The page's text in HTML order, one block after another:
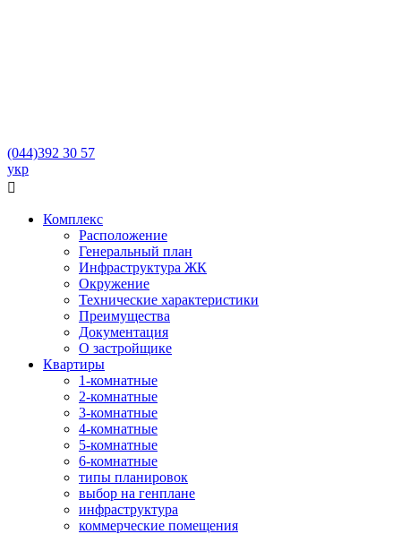
(044)392 30 57
укр

Комплекс
Расположение
Генеральный план
Инфраструктура ЖК
Окружение
Технические характеристики
Преимущества
Документация
О застройщике
Квартиры
1-комнатные
2-комнатные
3-комнатные
4-комнатные
5-комнатные
6-комнатные
типы планировок
выбор на генплане
инфраструктура
коммерческие помещения